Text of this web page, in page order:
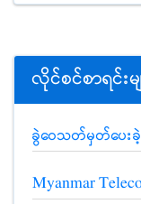
လိုင်စင်စာရင်းမ
ခွဲဝေသတ်မှတ်ပေးခဲ့
Myanmar